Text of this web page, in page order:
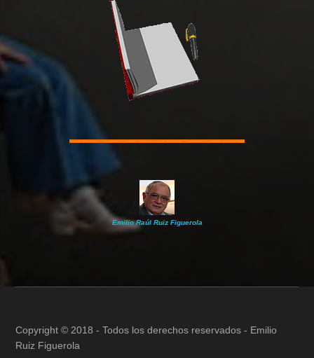
Emilio Raúl Ruiz Figuerola
Copyright © 2018 - Todos los derechos reservados - Emilio
Ruiz Figuerola